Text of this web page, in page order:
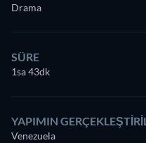
Drama
SÜRE
1sa 43dk
YAPIMIN
Venezuela